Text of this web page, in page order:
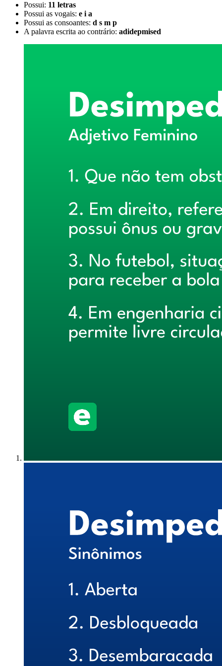
Possui: 11 letras
Possui as vogais: e i a
Possui as consoantes: d s m p
A palavra escrita ao contrário: adidepmised